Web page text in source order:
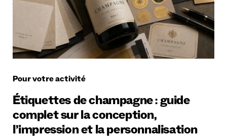
Pour votre activité
Étiquettes de champagne : guide
complet sur la conception,
l’impression et la personnalisation